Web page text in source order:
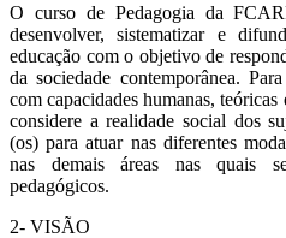
O curso de Pedagogia da
desenvolver, sistematizar e
educação com o objetivo de
da sociedade contemporânea.
com capacidades humanas,
considere a realidade social dos
(os) para atuar nas diferentes
nas demais áreas nas quais
pedagógicos.
2- VISÃO